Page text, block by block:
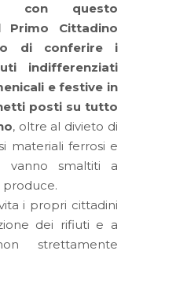
con questo
Primo Cittadino
di conferire i
indifferenziati
e festive in
posti su tutto
, oltre al divieto di
materiali ferrosi e
vanno smaltiti a
produce.
i propri cittadini
dei rifiuti e a
strettamente